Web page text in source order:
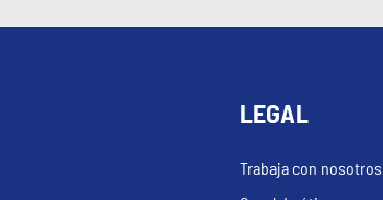
LEGAL
Trabaja con nosotros